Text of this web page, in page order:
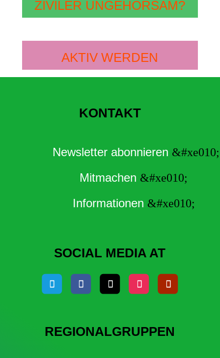
ZIVILER UNGEHORSAM?
AKTIV WERDEN
KONTAKT
Newsletter abonnieren
Mitmachen
Informationen
SOCIAL MEDIA AT
REGIONALGRUPPEN